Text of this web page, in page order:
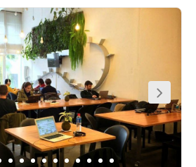
and quirky details. Living-room
are the perfect place to relax.
fully equipped for your
proofed phone booths are
calls away from the buzz of
space is also easily accessibly by
Carlos Pellegrini
is situated a short four-minute walk
the area frequently.
parking is available directly